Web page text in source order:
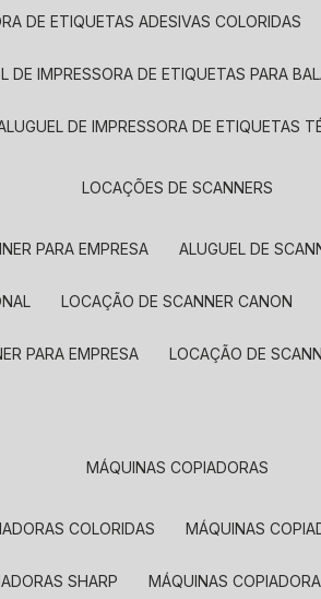
DE ETIQUETAS ADESIVAS COLORIDAS
DE IMPRESSORA DE ETIQUETAS PARA
ALUGUEL DE IMPRESSORA DE ETIQUETAS
LOCAÇÕES DE SCANNERS
PARA EMPRESA ALUGUEL DE
LOCAÇÃO DE SCANNER CANON
PARA EMPRESA LOCAÇÃO DE
MÁQUINAS COPIADORAS
COLORIDAS MÁQUINAS
SHARP MÁQUINAS